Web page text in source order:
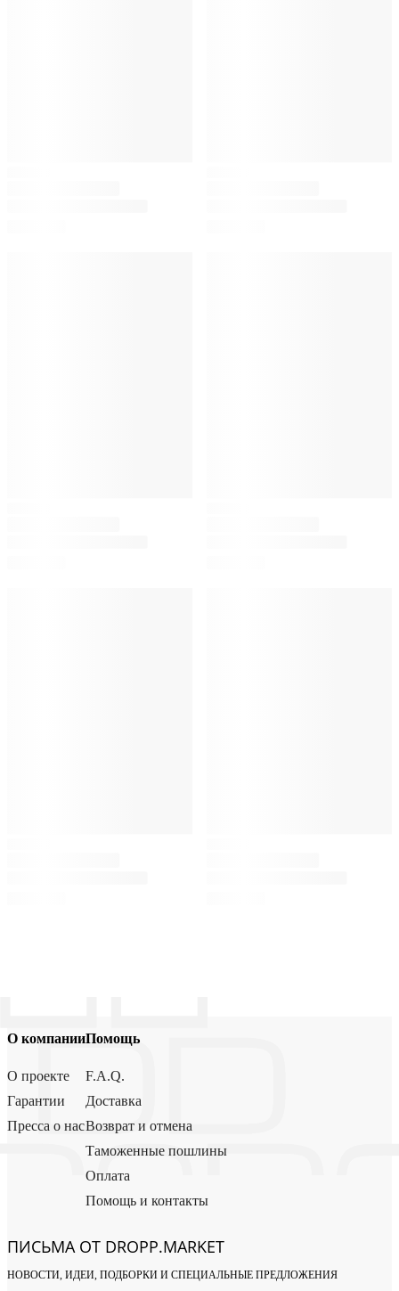
О компании
О проекте
Гарантии
Пресса о нас
Помощь
F.A.Q.
Доставка
Возврат и отмена
Таможенные пошлины
Оплата
Помощь и контакты
ПИСЬМА ОТ DROPP.MARKET
НОВОСТИ, ИДЕИ, ПОДБОРКИ И СПЕЦИАЛЬНЫЕ ПРЕДЛОЖЕНИЯ